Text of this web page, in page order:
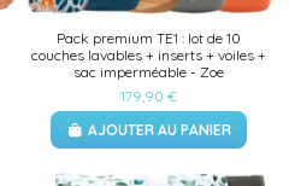
Pack premium TE1 : lot de 10
couches lavables + inserts + voiles +
sac imperméable - Zoe
179,90 €
AJOUTER AU PANIER